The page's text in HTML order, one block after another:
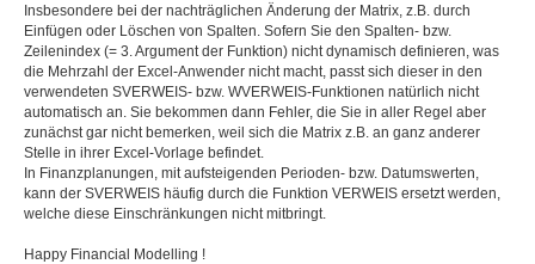
Insbesondere bei der nachträglichen Änderung der Matrix, z.B. durch
Einfügen oder Löschen von Spalten. Sofern Sie den Spalten- bzw.
Zeilenindex (= 3. Argument der Funktion) nicht dynamisch definieren, was
die Mehrzahl der Excel-Anwender nicht macht, passt sich dieser in den
verwendeten SVERWEIS- bzw. WVERWEIS-Funktionen natürlich nicht
automatisch an. Sie bekommen dann Fehler, die Sie in aller Regel aber
zunächst gar nicht bemerken, weil sich die Matrix z.B. an ganz anderer
Stelle in ihrer Excel-Vorlage befindet.
In Finanzplanungen, mit aufsteigenden Perioden- bzw. Datumswerten,
kann der SVERWEIS häufig durch die Funktion VERWEIS ersetzt werden,
welche diese Einschränkungen nicht mitbringt.
Happy Financial Modelling !